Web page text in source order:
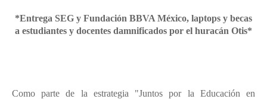
*Entrega SEG y Fundación BBVA México, laptops y becas
a estudiantes y docentes damnificados por el huracán Otis*
Como parte de la estrategia "Juntos por la Educación en